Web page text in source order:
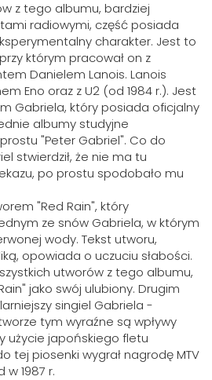
z tego albumu, bardziej
radiowymi, część posiada
charakter. Jest to
którym pracował on z
Danielem Lanois. Lanois
Eno oraz z U2 (od 1984 r.). Jest
Gabriela, który posiada oficjalny
albumy studyjne
"Peter Gabriel". Co do
stwierdził, że nie ma tu
po prostu spodobało mu
"Red Rain", który
ze snów Gabriela, w którym
wody. Tekst utworu,
opowiada o uczuciu słabości.
utworów z tego albumu,
jako swój ulubiony. Drugim
singiel Gabriela -
tym wyraźne są wpływy
użycie japońskiego fletu
tej piosenki wygrał nagrodę MTV
w 1987 r.